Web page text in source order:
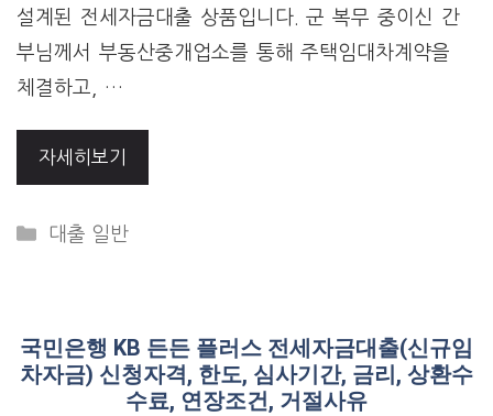
설계된 전세자금대출 상품입니다. 군 복무 중이신 간
부님께서 부동산중개업소를 통해 주택임대차계약을
체결하고, …
자세히보기
Categories
대출 일반
국민은행 KB 든든 플러스 전세자금대출(신규임
차자금) 신청자격, 한도, 심사기간, 금리, 상환수
수료, 연장조건, 거절사유